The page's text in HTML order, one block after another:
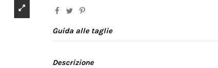
Guida alle taglie
Descrizione